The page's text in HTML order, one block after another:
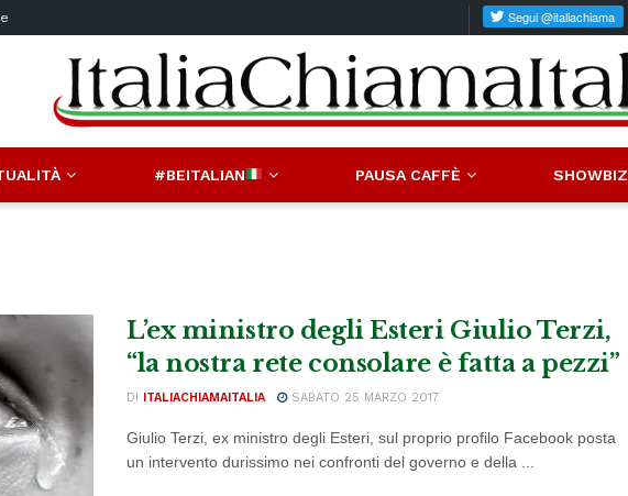
#BEITALIAN PAUSA CAFFÈ SHOWBIZ
L’ex ministro degli Esteri Giulio Terzi,
“la nostra rete consolare è fatta a pezzi”
DI ITALIACHIAMAITALIA SABATO 25 MARZO 2017
Giulio Terzi, ex ministro degli Esteri, sul proprio profilo Facebook posta
un intervento durissimo nei confronti del governo e della ...